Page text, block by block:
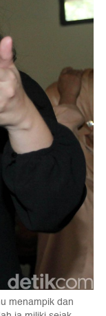
menampik dan